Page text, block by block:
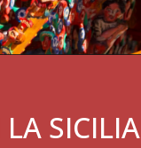
LA SICILIA